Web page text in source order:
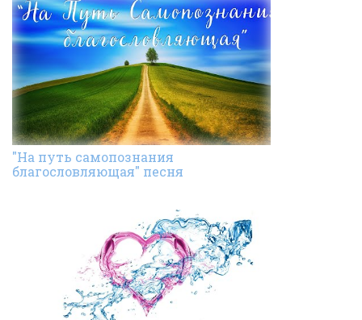
"На путь самопознания
благословляющая" песня